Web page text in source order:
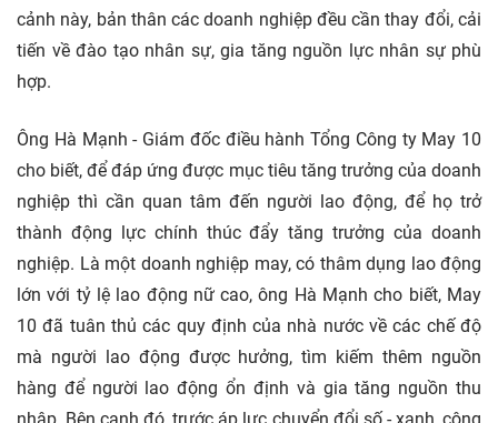
cảnh này, bản thân các doanh nghiệp đều cần thay đổi, cải
tiến về đào tạo nhân sự, gia tăng nguồn lực nhân sự phù
hợp.
Ông Hà Mạnh - Giám đốc điều hành Tổng Công ty May 10
cho biết, để đáp ứng được mục tiêu tăng trưởng của doanh
nghiệp thì cần quan tâm đến người lao động, để họ trở
thành động lực chính thúc đẩy tăng trưởng của doanh
nghiệp. Là một doanh nghiệp may, có thâm dụng lao động
lớn với tỷ lệ lao động nữ cao, ông Hà Mạnh cho biết, May
10 đã tuân thủ các quy định của nhà nước về các chế độ
mà người lao động được hưởng, tìm kiếm thêm nguồn
hàng để người lao động ổn định và gia tăng nguồn thu